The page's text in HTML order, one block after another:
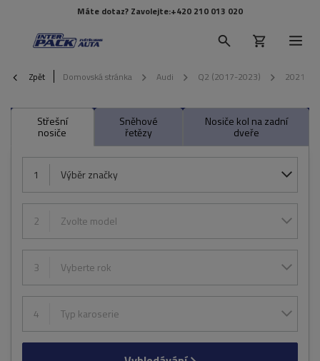
Máte dotaz? Zavolejte:+420 210 013 020
Zpět Domovská stránka Audi Q2 (2017-2023) 2021
Střešní
nosiče
Sněhové
řetězy
Nosiče kol na zadní
dveře
1 Výběr značky
2 Zvolte model
3 Vyberte rok
4 Typ karoserie